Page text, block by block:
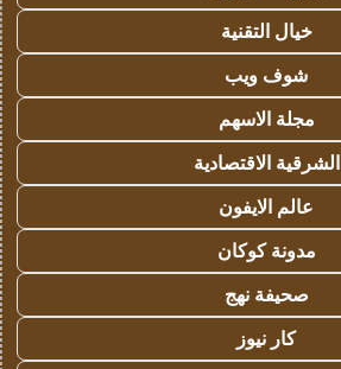
خيال التقنية
شوف ويب
مجلة الاسهم
الشرقية الاقتصادية
عالم الايفون
مدونة كوكان
صحيفة نهج
كار نيوز